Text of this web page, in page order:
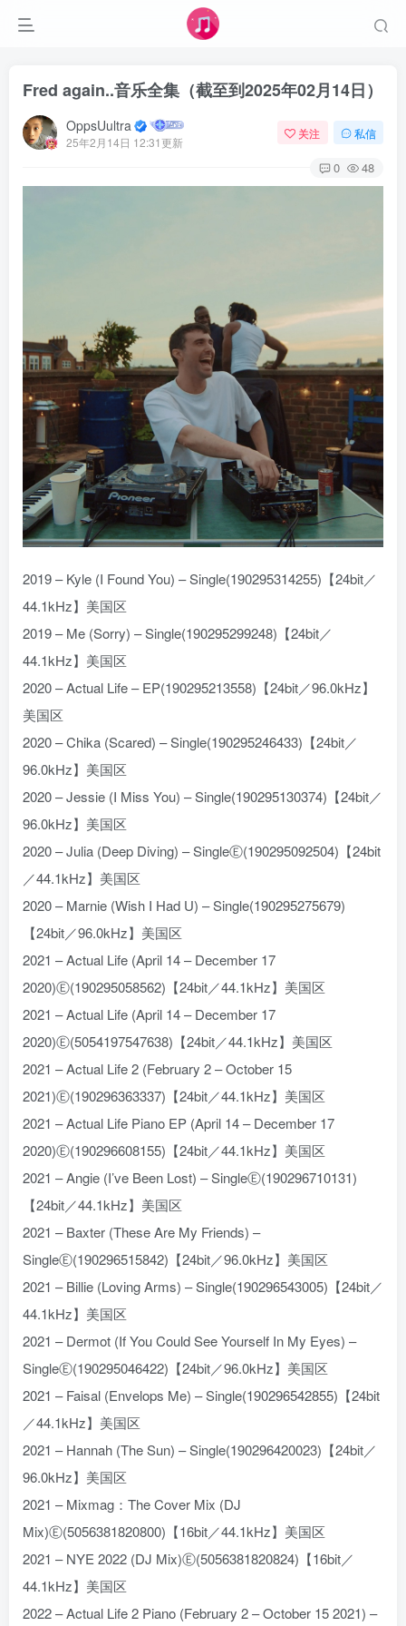
Fred again..音乐全集（截至到2025年02月14日）
OppsUultra
25年2月14日 12:31更新
关注 私信
0 48
2019 – Kyle (I Found You) – Single(190295314255)【24bit／
44.1kHz】美国区
2019 – Me (Sorry) – Single(190295299248)【24bit／
44.1kHz】美国区
2020 – Actual Life – EP(190295213558)【24bit／96.0kHz】
美国区
2020 – Chika (Scared) – Single(190295246433)【24bit／
96.0kHz】美国区
2020 – Jessie (I Miss You) – Single(190295130374)【24bit／
96.0kHz】美国区
2020 – Julia (Deep Diving) – SingleⒺ(190295092504)【24bit
／44.1kHz】美国区
2020 – Marnie (Wish I Had U) – Single(190295275679)
【24bit／96.0kHz】美国区
2021 – Actual Life (April 14 – December 17
2020)Ⓔ(190295058562)【24bit／44.1kHz】美国区
2021 – Actual Life (April 14 – December 17
2020)Ⓔ(5054197547638)【24bit／44.1kHz】美国区
2021 – Actual Life 2 (February 2 – October 15
2021)Ⓔ(190296363337)【24bit／44.1kHz】美国区
2021 – Actual Life Piano EP (April 14 – December 17
2020)Ⓔ(190296608155)【24bit／44.1kHz】美国区
2021 – Angie (I’ve Been Lost) – SingleⒺ(190296710131)
【24bit／44.1kHz】美国区
2021 – Baxter (These Are My Friends) –
SingleⒺ(190296515842)【24bit／96.0kHz】美国区
2021 – Billie (Loving Arms) – Single(190296543005)【24bit／
44.1kHz】美国区
2021 – Dermot (If You Could See Yourself In My Eyes) –
SingleⒺ(190295046422)【24bit／96.0kHz】美国区
2021 – Faisal (Envelops Me) – Single(190296542855)【24bit
／44.1kHz】美国区
2021 – Hannah (The Sun) – Single(190296420023)【24bit／
96.0kHz】美国区
2021 – Mixmag：The Cover Mix (DJ
Mix)Ⓔ(5056381820800)【16bit／44.1kHz】美国区
2021 – NYE 2022 (DJ Mix)Ⓔ(5056381820824)【16bit／
44.1kHz】美国区
2022 – Actual Life 2 Piano (February 2 – October 15 2021) –